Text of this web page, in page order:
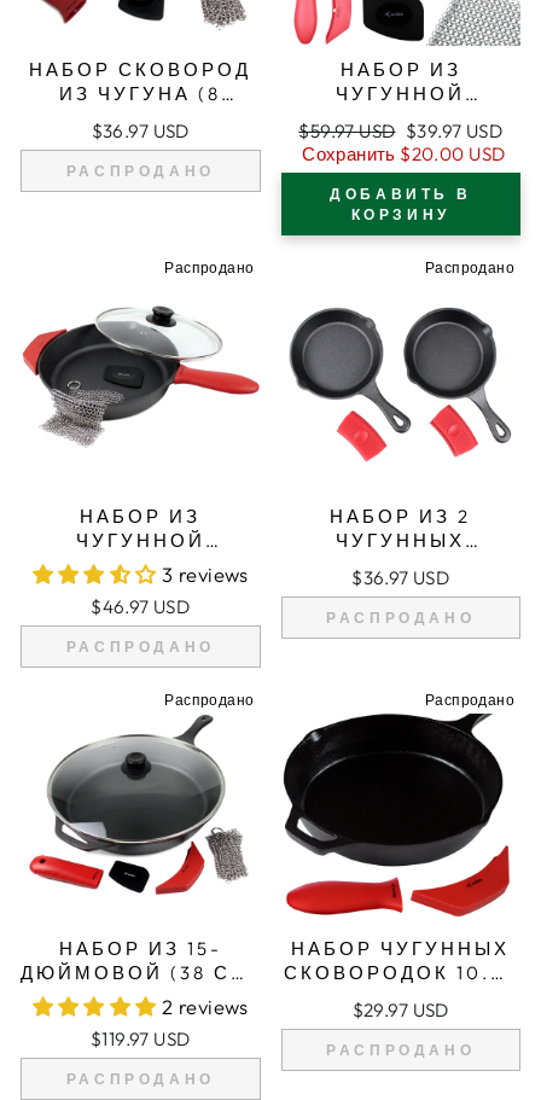
НАБОР СКОВОРОД
ИЗ ЧУГУНА (8
СИЛИКОНОВАЯ
ПРИХВАТКА,
СТЕКЛЯННАЯ
ЧУГУНА, СКРЕБОК
$36.97 USD
РАСПРОДАНО
НАБОР ИЗ
ЧУГУННОЙ
ДЮЙМОВ (30,5 СМ),
СИЛИКОНОВЫЕ
ДЕРЖАТЕЛИ ДЛЯ
РУЧЕК,
СТЕКЛЯННАЯ
КРЫШКА,
ЧУГУНА, СКРЕБОК
Обычная
цена
$59.97 USD Цена
продажи
$39.97 USD
Сохранить $20.00 USD
ДОБАВИТЬ В
КОРЗИНУ
Распродано
НАБОР ИЗ
ЧУГУННОЙ
СКОВОРОДЫ 10,25
ДЮЙМА/26 СМ,
СИЛИКОНОВЫЕ
ДЕРЖАТЕЛИ ДЛЯ
РУЧЕК,
КРЫШКА,
СРЕДСТВО ДЛЯ
ЧИСТКИ ЧУГУНА,
СКРЕБОК
3 reviews
$46.97 USD
РАСПРОДАНО
Распродано
НАБОР ИЗ 2
ЧУГУННЫХ
СКОВОРОД
ДИАМЕТРОМ 6
ДЮЙМОВ (15 СМ) С
2 СИЛИКОНОВЫМИ
$36.97 USD
РАСПРОДАНО
Распродано
НАБОР ИЗ 15-
ДЮЙМОВОЙ (38 СМ)
СКОВОРОДЫ ИЗ
ЧУГУНА,
СИЛИКОНОВЫЕ
ДЕРЖАТЕЛИ ДЛЯ
РУЧЕК,
2 reviews
$119.97 USD
РАСПРОДАНО
Распродано
НАБОР ЧУГУННЫХ
СКОВОРОДОК 10.25
ДЮЙМА/26 СМ,
ВКЛЮЧАЯ
БОЛЬШИЕ И
ВСПОМОГАТЕЛЬНЫ
$29.97 USD
РАСПРОДАНО